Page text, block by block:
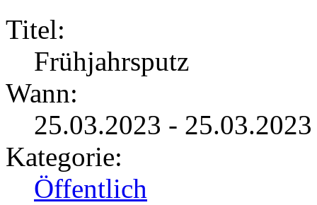
Titel:
Frühjahrsputz
Wann:
25.03.2023 -
Kategorie:
Öffentlich